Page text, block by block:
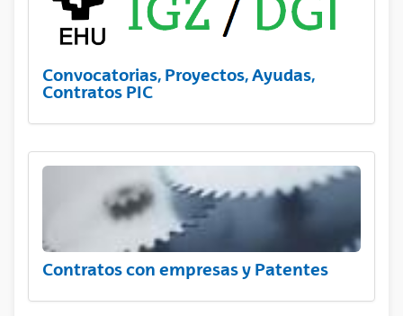
Convocatorias, Proyectos, Ayudas,
Contratos PIC
Contratos con empresas y Patentes